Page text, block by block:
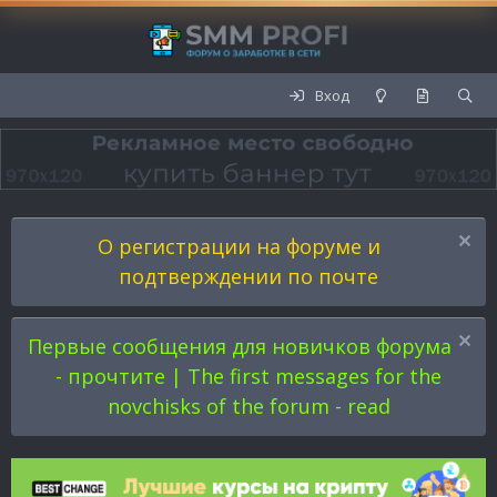
Вход
О регистрации на форуме и
подтверждении по почте
Первые сообщения для новичков форума
- прочтите | The first messages for the
novchisks of the forum - read